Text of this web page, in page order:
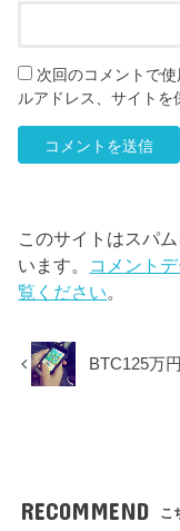
次回のコメントで
ルアドレス、サイトを
このサイトはスパ
います。 コメント
覧ください。
BTC125万
RECOMMEND こ